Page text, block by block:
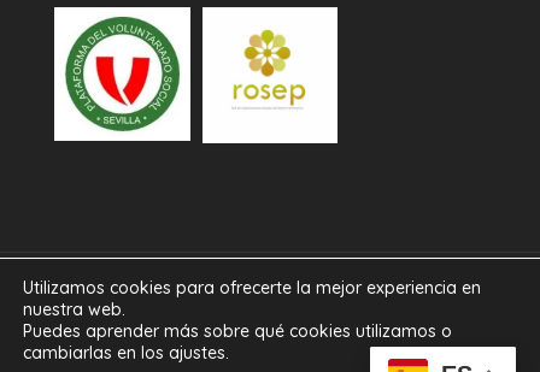
Diseñado por
Inova2026© Todos los derechos reservados.Política
Utilizamos cookies para ofrecerte la mejor experiencia en
nuestra web.
Puedes aprender más sobre qué cookies utilizamos o
cambiarlas en los ajustes.